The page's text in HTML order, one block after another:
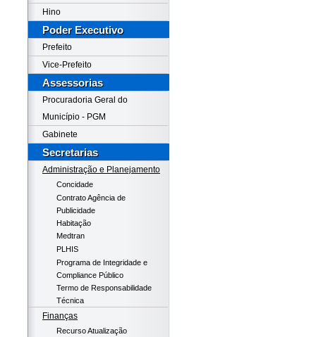
Hino
Poder Executivo
Prefeito
Vice-Prefeito
Assessorias
Procuradoria Geral do
Município - PGM
Gabinete
Secretarias
Administração e Planejamento
Concidade
Contrato Agência de
Publicidade
Habitação
Medtran
PLHIS
Programa de Integridade e
Compliance Público
Termo de Responsabilidade
Técnica
Finanças
Recurso Atualização